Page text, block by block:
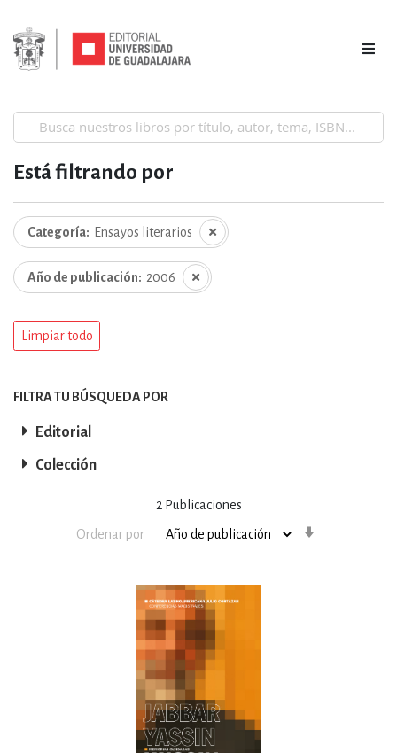
2 Publicaciones
Ordenar por
Está filtrando por
Categoría Ensayos literarios
Año de publicación 2006
Limpiar todo
FILTRA TU BÚSQUEDA POR
Editorial
Colección